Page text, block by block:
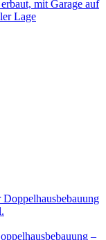
mit Garage auf
Lage
–